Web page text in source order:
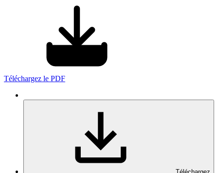
Téléchargez le PDF